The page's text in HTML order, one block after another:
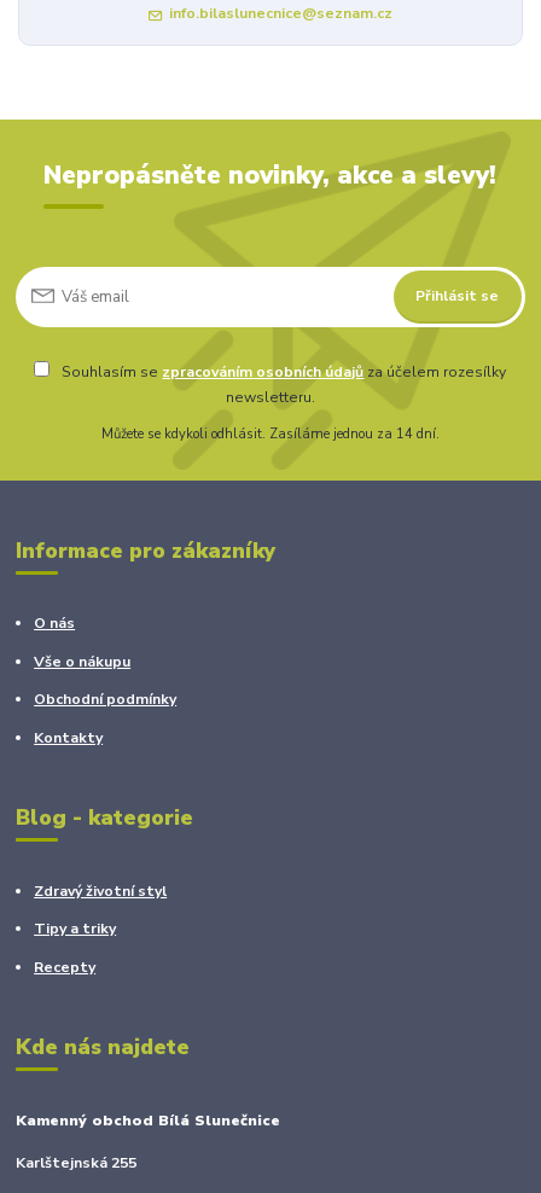
info.bilaslunecnice@seznam.cz
Nepropásněte novinky, akce a slevy!
Přihlásit se
Souhlasím se zpracováním osobních údajů za účelem rozesílky
newsletteru.
Můžete se kdykoli odhlásit. Zasíláme jednou za 14 dní.
Informace pro zákazníky
O nás
Vše o nákupu
Obchodní podmínky
Kontakty
Blog - kategorie
Zdravý životní styl
Tipy a triky
Recepty
Kde nás najdete
Kamenný obchod Bílá Slunečnice
Karlštejnská 255